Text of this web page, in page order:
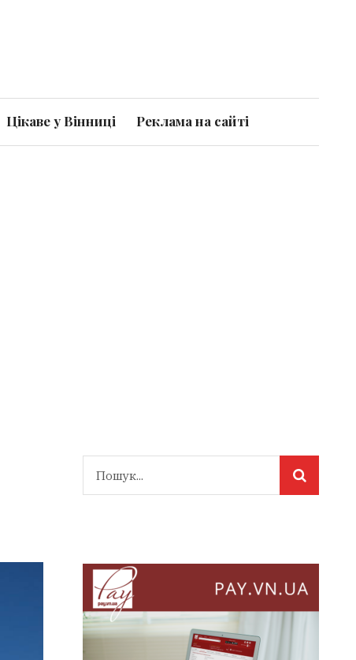
Цікаве у Вінниці Реклама на сайті